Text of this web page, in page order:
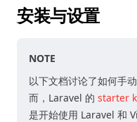
安装与设置
NOTE
以下文档讨论了如何手
而，Laravel 的 starter
是开始使用 Laravel 和